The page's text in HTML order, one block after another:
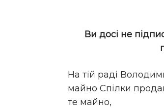
Ви досі не
На тій раді
майно Спілки
те майно,